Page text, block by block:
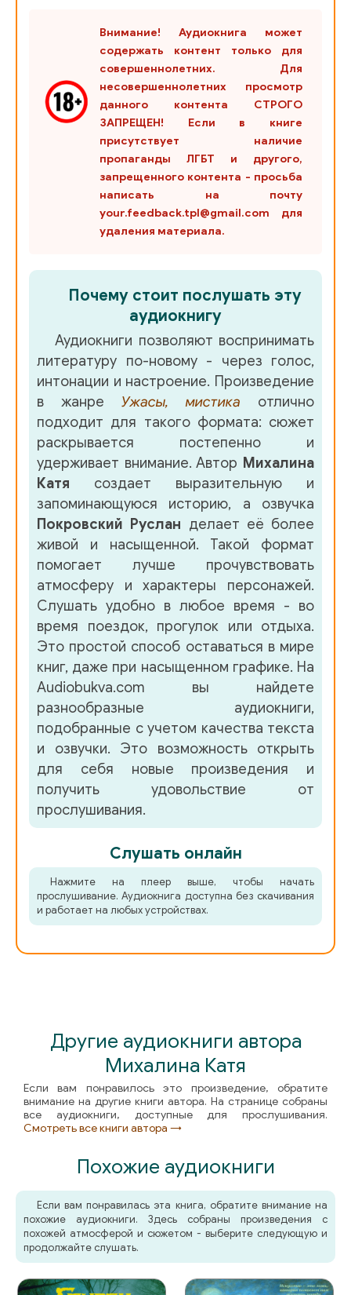
Внимание! Аудиокнига может
содержать контент только для
совершеннолетних. Для
несовершеннолетних просмотр
данного контента СТРОГО
ЗАПРЕЩЕН! Если в книге
присутствует наличие
пропаганды ЛГБТ и другого,
запрещенного контента - просьба
написать на почту
your.feedback.tpl@gmail.com для
удаления материала.
Почему стоит послушать эту
аудиокнигу
Аудиокниги позволяют воспринимать
литературу по-новому - через голос,
интонации и настроение. Произведение
в жанре Ужасы, мистика отлично
подходит для такого формата: сюжет
раскрывается постепенно и
удерживает внимание. Автор Михалина
Катя создает выразительную и
запоминающуюся историю, а озвучка
Покровский Руслан делает её более
живой и насыщенной. Такой формат
помогает лучше прочувствовать
атмосферу и характеры персонажей.
Слушать удобно в любое время - во
время поездок, прогулок или отдыха.
Это простой способ оставаться в мире
книг, даже при насыщенном графике. На
Audiobukva.com вы найдете
разнообразные аудиокниги,
подобранные с учетом качества текста
и озвучки. Это возможность открыть
для себя новые произведения и
получить удовольствие от
прослушивания.
Слушать онлайн
Нажмите на плеер выше, чтобы начать
прослушивание. Аудиокнига доступна без скачивания
и работает на любых устройствах.
Другие аудиокниги автора
Михалина Катя
Если вам понравилось это произведение, обратите
внимание на другие книги автора. На странице собраны
все аудиокниги, доступные для прослушивания.
Смотреть все книги автора →
Похожие аудиокниги
Если вам понравилась эта книга, обратите внимание на
похожие аудиокниги. Здесь собраны произведения с
похожей атмосферой и сюжетом - выберите следующую и
продолжайте слушать.